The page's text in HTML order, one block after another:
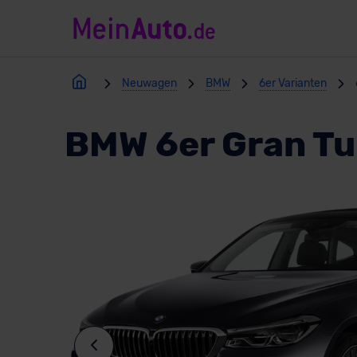
Neuwagen BMW 6er Varianten
BMW 6er Gran